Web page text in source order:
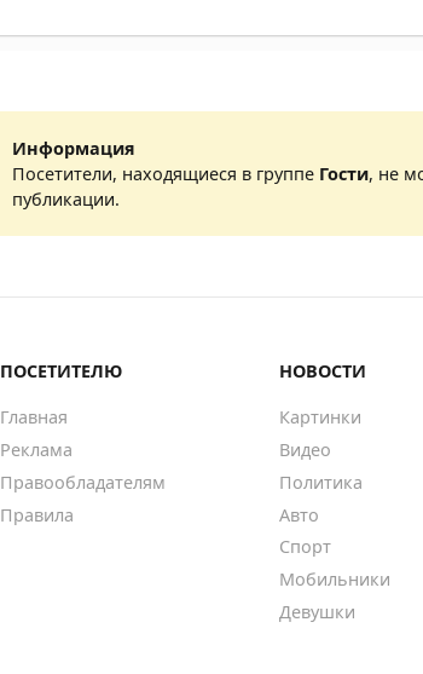
Информация
Посетители, находящиеся в группе Гости, не
публикации.
ПОСЕТИТЕЛЮ
Главная
Реклама
Правообладателям
Правила
НОВОСТИ
Картинки
Видео
Политика
Авто
Спорт
Мобильники
Девушки